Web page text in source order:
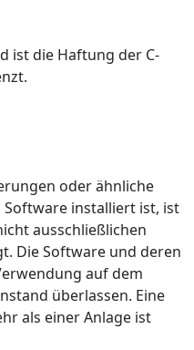
ist die Haftung der C-
oder ähnliche
installiert ist, ist
ausschließlichen
Die Software und deren
auf dem
überlassen. Eine
als einer Anlage ist